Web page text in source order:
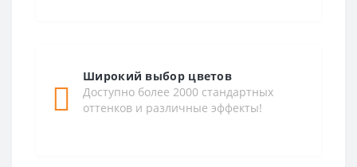
Широкий выбор цветов
Доступно более 2000 стандартных
оттенков и различные эффекты!